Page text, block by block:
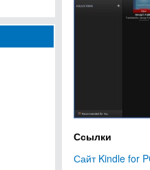
Ссылки
Сайт Kindle for